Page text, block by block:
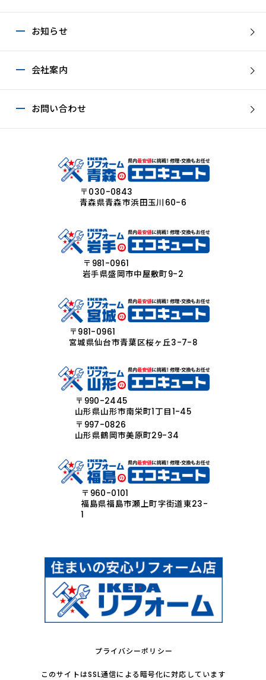
お知らせ
会社案内
お問い合わせ
〒030-0843
青森県青森市浜田玉川60-6
〒981-0961
岩手県盛岡市中屋敷町9-2
〒981-0961
宮城県仙台市青葉区桜ヶ丘3-7-8
〒990-2445
山形県山形市南栄町1丁目1-45
〒997-0826
山形県鶴岡市美原町29-34
〒960-0101
福島県福島市瀬上町字街道東23-
1
プライバシーポリシー
このサイトはSSL通信による暗号化に対応しています